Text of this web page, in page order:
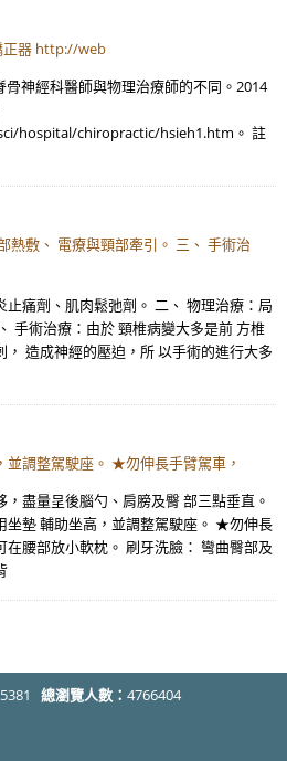
正器 http://web
神經科醫師與物理治療師的不同。2014
hospital/chiropractic/hsieh1.htm。 註
熱敷、 電療與頸部牽引。 三、 手術治
痛劑、肌肉鬆弛劑。 二、 物理治療：局
手術治療：由於 頸椎病變大多是前 方椎
造成神經的壓迫，所 以手術的進行大多
並調整駕駛座。 ★勿伸長手臂駕車，
盡量呈後腦勺、肩膀及臀 部三點垂直。
坐墊 輔助坐高，並調整駕駛座。 ★勿伸長
腰部放小軟枕。 刷牙洗臉： 彎曲臀部及
5381 總瀏覽人數： 4766404